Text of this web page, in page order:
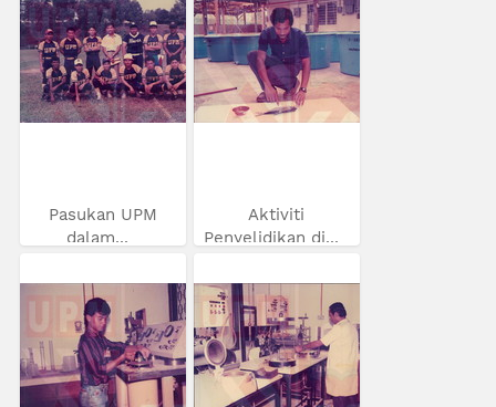
Pasukan UPM
dalam...
Aktiviti
Penyelidikan di...